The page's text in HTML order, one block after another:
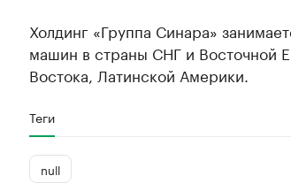
Холдинг «Группа Синара»
машин в страны СНГ и Восточной
Востока, Латинской Америки.
Теги
null